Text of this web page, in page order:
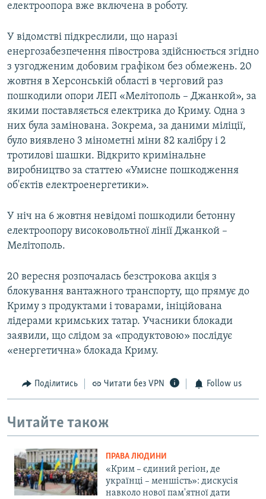
електроопора вже включена в роботу.
У відомстві підкреслили, що наразі
енергозабезпечення півострова здійснюється згідно
з узгодженим добовим графіком без обмежень. 20
жовтня в Херсонській області в черговий раз
пошкодили опори ЛЕП «Мелітополь – Джанкой», за
якими поставляється електрика до Криму. Одна з
них була замінована. Зокрема, за даними міліції,
було виявлено 3 мінометні міни 82 калібру і 2
тротилові шашки. Відкрито кримінальне
виробництво за статтею «Умисне пошкодження
об'єктів електроенергетики».
У ніч на 6 жовтня невідомі пошкодили бетонну
електроопору високовольтної лінії Джанкой –
Мелітополь.
20 вересня розпочалась безстрокова акція з
блокування вантажного транспорту, що прямує до
Криму з продуктами і товарами, ініційована
лідерами кримських татар. Учасники блокади
заявили, що слідом за «продуктовою» послідує
«енергетична» блокада Криму.
Поділитись Читати без VPN Follow us
Читайте також
ПРАВА ЛЮДИНИ
«Крим – єдиний регіон, де
українці – меншість»: дискусія
навколо нової пам'ятної дати